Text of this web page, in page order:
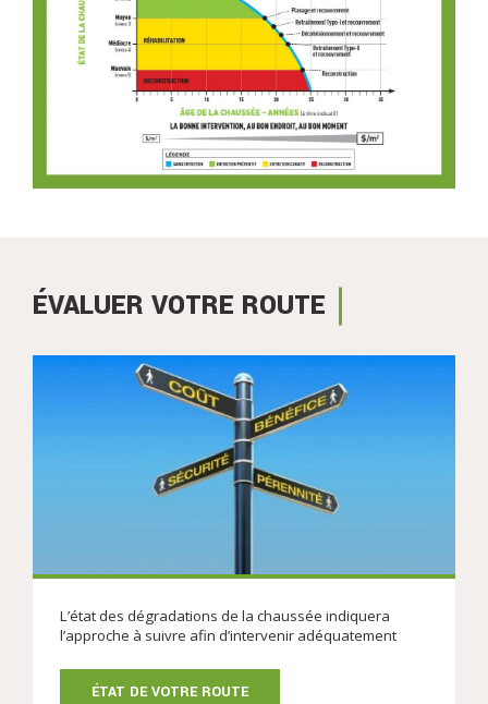
ÉVALUER VOTRE ROUTE
L’état des dégradations de la chaussée indiquera
l’approche à suivre afin d’intervenir adéquatement
ÉTAT DE VOTRE ROUTE